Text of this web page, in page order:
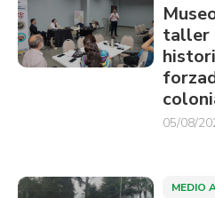
taller
05/08/
MEDIO